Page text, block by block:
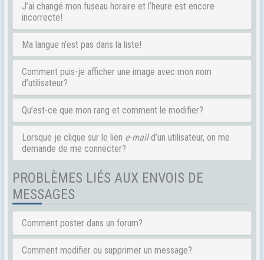
J’ai changé mon fuseau horaire et l’heure est encore
incorrecte!
Ma langue n’est pas dans la liste!
Comment puis-je afficher une image avec mon nom
d’utilisateur?
Qu’est-ce que mon rang et comment le modifier?
Lorsque je clique sur le lien e-maild’un utilisateur, on me
demande de me connecter?
PROBLÈMES LIÉS AUX ENVOIS DE
MESSAGES
Comment poster dans un forum?
Comment modifier ou supprimer un message?